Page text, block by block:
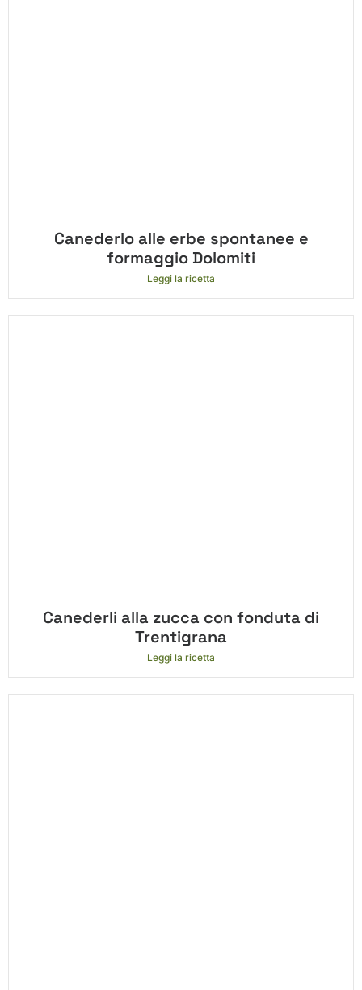
Canederlo alle erbe spontanee e
formaggio Dolomiti
Leggi la ricetta
Canederli alla zucca con fonduta di
Trentigrana
Leggi la ricetta